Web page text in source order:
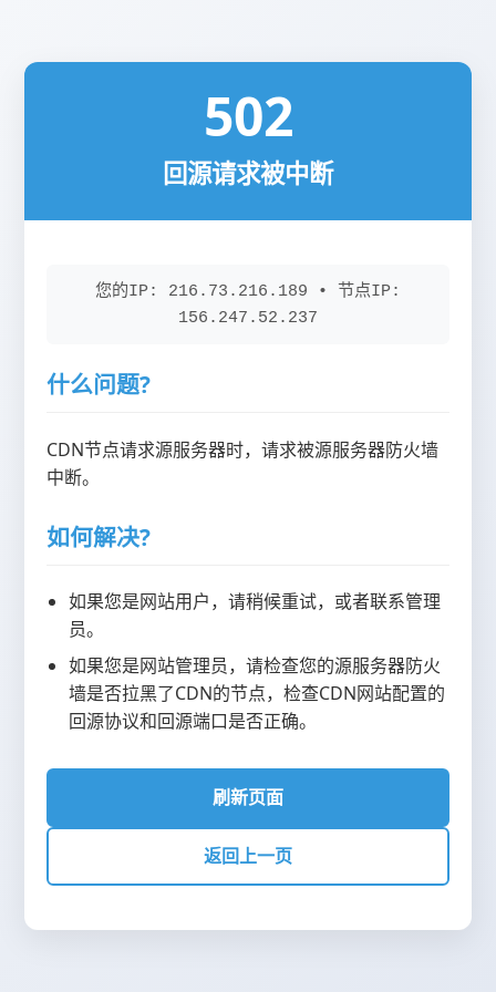
502
回源请求被中断
您的IP: 216.73.216.189 • 节点IP:
156.247.52.237
什么问题?
CDN节点请求源服务器时，请求被源服务器防火墙
中断。
如何解决?
如果您是网站用户，请稍候重试，或者联系管理
员。
如果您是网站管理员，请检查您的源服务器防火
墙是否拉黑了CDN的节点，检查CDN网站配置的
回源协议和回源端口是否正确。
刷新页面
返回上一页